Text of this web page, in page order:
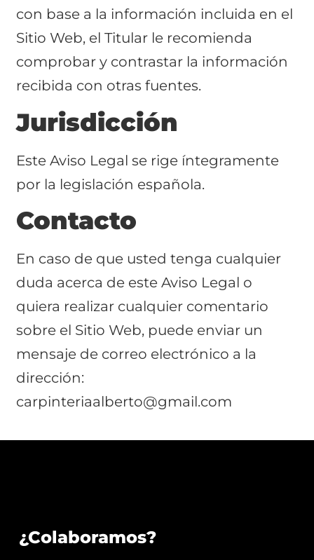
con base a la información incluida en el
Sitio Web, el Titular le recomienda
comprobar y contrastar la información
recibida con otras fuentes.
Jurisdicción
Este Aviso Legal se rige íntegramente
por la legislación española.
Contacto
En caso de que usted tenga cualquier
duda acerca de este Aviso Legal o
quiera realizar cualquier comentario
sobre el Sitio Web, puede enviar un
mensaje de correo electrónico a la
dirección:
carpinteriaalberto@gmail.com
¿Colaboramos?